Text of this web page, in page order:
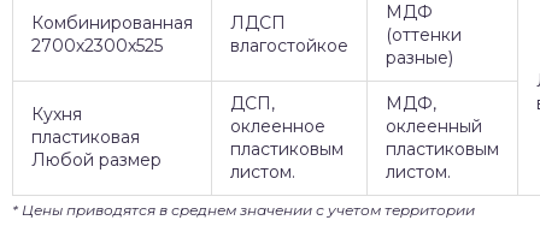
Комбинированная
2700х2300х525
ЛДСП
влагостойкое
МДФ
(оттенки
разные)
Кухня
пластиковая
Любой размер
ДСП,
оклеенное
пластиковым
листом.
МДФ,
оклеенный
пластиковым
листом.
* Цены приводятся в среднем значении с учетом территории